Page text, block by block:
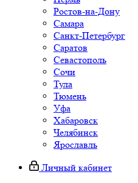
Ростов-на-Дону
Самара
Санкт-Петербург
Саратов
Севастополь
Сочи
Тула
Тюмень
Уфа
Хабаровск
Челябинск
Ярославль
Личный кабинет